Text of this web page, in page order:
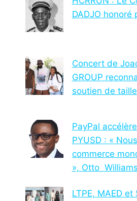
DADJO honoré
Concert de
GROUP
soutien de
PayPal
PYUSD : «
commerce
», Otto Williams
LTPE, MAED